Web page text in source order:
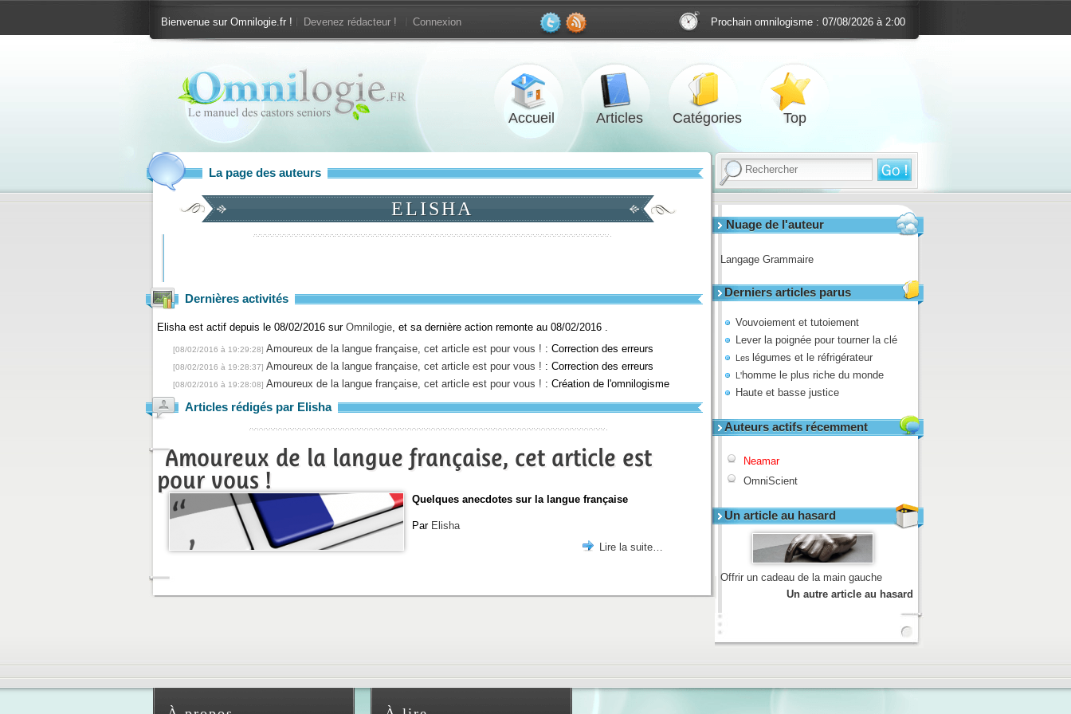
Bienvenue sur Omnilogie.fr ! Devenez rédacteur ! Connexion Prochain omnilogisme : 07/08/2026 à 2:00
Accueil Articles Catégories Top
Nuage de l'auteur
Langage Grammaire
Derniers articles parus
Vouvoiement et tutoiement
Lever la poignée pour tourner la clé
Les légumes et le réfrigérateur
L'homme le plus riche du monde
Haute et basse justice
Auteurs actifs récemment
Neamar
OmniScient
Un article au hasard
Offrir un cadeau de la main gauche
Un autre article au hasard
La page des auteurs
ELISHA
Dernières activités
Elisha est actif depuis le 08/02/2016 sur Omnilogie , et sa dernière action remonte au 08/02/2016 .
[08/02/2016 à 19:29:28] Amoureux de la langue française, cet article est pour vous ! : Correction des erreurs
[08/02/2016 à 19:28:37] Amoureux de la langue française, cet article est pour vous ! : Correction des erreurs
[08/02/2016 à 19:28:08] Amoureux de la langue française, cet article est pour vous ! : Création de l'omnilogisme
Articles rédigés par Elisha
Amoureux de la langue française, cet article est
pour vous !
Quelques anecdotes sur la langue française
Par Elisha
Lire la suite…